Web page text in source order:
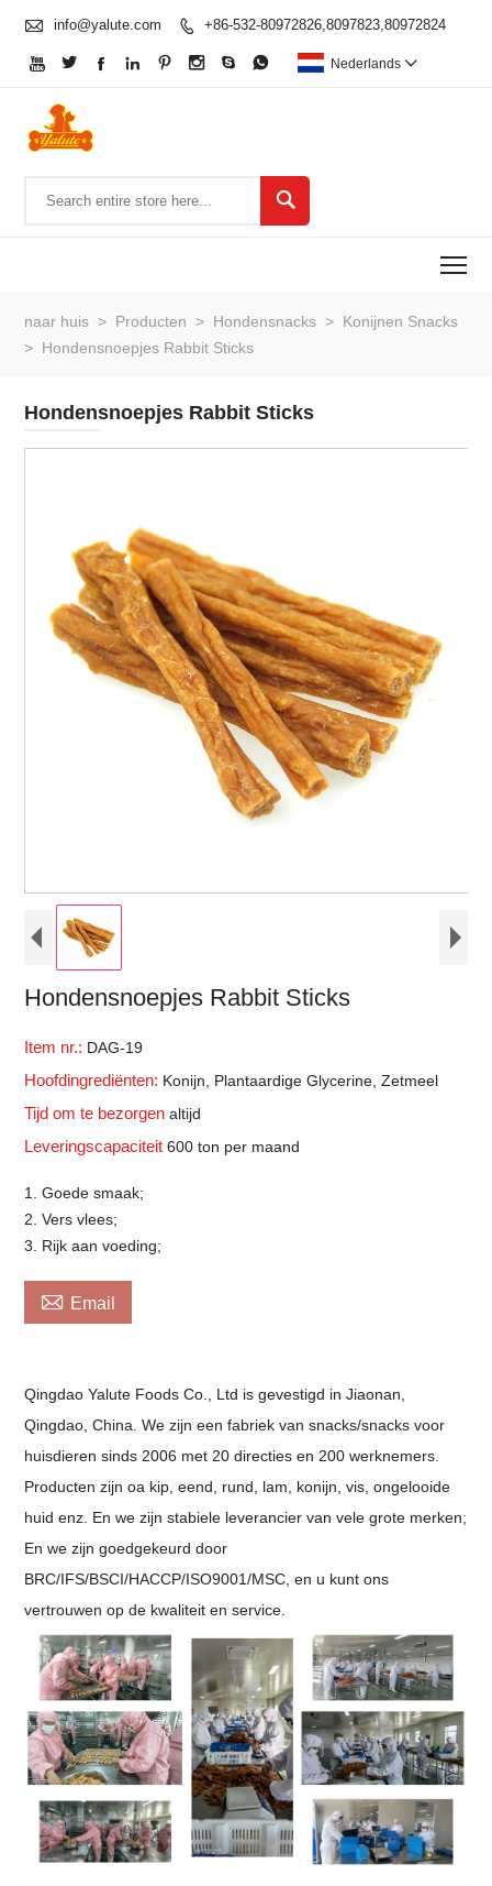
 info@yalute.com  +86-532-80972826,8097823,80972824
        Nederlands 

naar huis > Producten > Hondensnacks > Konijnen Snacks
> Hondensnoepjes Rabbit Sticks
Hondensnoepjes Rabbit Sticks
Hondensnoepjes Rabbit Sticks
Item nr.: DAG-19
Hoofdingrediënten: Konijn, Plantaardige Glycerine, Zetmeel
Tijd om te bezorgenaltijd
Leveringscapaciteit600 ton per maand
1. Goede smaak;
2. Vers vlees;
3. Rijk aan voeding;
 Email
Qingdao Yalute Foods Co., Ltd is gevestigd in Jiaonan,
Qingdao, China. We zijn een fabriek van snacks/snacks voor
huisdieren sinds 2006 met 20 directies en 200 werknemers.
Producten zijn oa kip, eend, rund, lam, konijn, vis, ongelooide
huid enz. En we zijn stabiele leverancier van vele grote merken;
En we zijn goedgekeurd door
BRC/IFS/BSCI/HACCP/ISO9001/MSC, en u kunt ons
vertrouwen op de kwaliteit en service.